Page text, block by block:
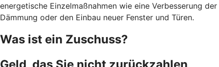
energetische Einzelmaßnahmen wie eine Verbesserung der
Dämmung oder den Einbau neuer Fenster und Türen.
Was ist ein Zuschuss?
Geld, das Sie nicht zurückzahlen